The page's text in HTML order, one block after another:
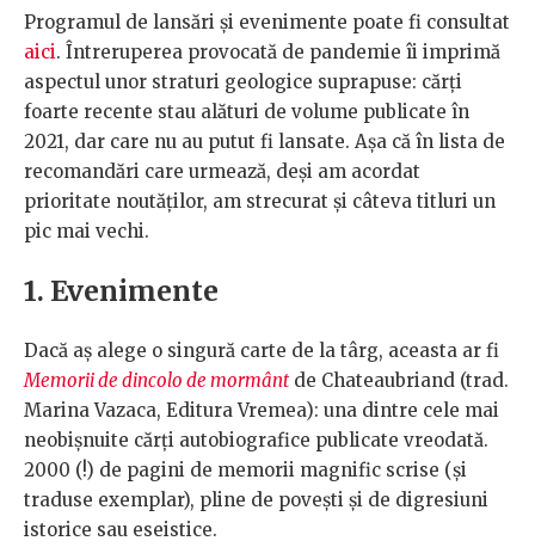
Programul de lansări și evenimente poate fi consultat
aici. Întreruperea provocată de pandemie îi imprimă
aspectul unor straturi geologice suprapuse: cărți
foarte recente stau alături de volume publicate în
2021, dar care nu au putut fi lansate. Așa că în lista de
recomandări care urmează, deși am acordat
prioritate noutăților, am strecurat și câteva titluri un
pic mai vechi.
1. Evenimente
Dacă aș alege o singură carte de la târg, aceasta ar fi
Memorii de dincolo de mormântde Chateaubriand (trad.
Marina Vazaca, Editura Vremea): una dintre cele mai
neobișnuite cărți autobiografice publicate vreodată.
2000 (!) de pagini de memorii magnific scrise (și
traduse exemplar), pline de povești și de digresiuni
istorice sau eseistice.